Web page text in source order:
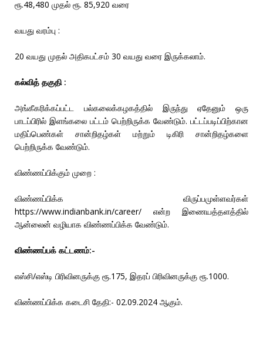
ரூ.48,480 முதல் ரூ. 85,920 வரை
வயது வரம்பு :
20 வயது முதல் அதிகபட்சம் 30 வயது வரை இருக்கலாம்.
கல்வித் தகுதி :
அங்கீகரிக்கப்பட்ட பல்கலைக்கழகத்தில் இருந்து ஏதேனும் ஒரு
பாடப்பிரில் இளங்கலை பட்டம் பெற்றிருக்க வேண்டும். பட்டப்படிப்பிற்கான
மதிப்பெண்கள் சான்றிதழ்கள் மற்றும் டிகிரி சான்றிதழ்களை
பெற்றிருக்க வேண்டும்.
விண்ணப்பிக்கும் முறை :
விண்ணப்பிக்க விருப்பமுள்ளவர்கள்
https://www.indianbank.in/career/ என்ற இணையத்தளத்தில்
ஆன்லைன் வழியாக விண்ணப்பிக்க வேண்டும்.
விண்ணப்பக் கட்டணம்:-
எஸ்சி/எஸ்டி பிரிவினருக்கு ரூ.175, இதரப் பிரிவினருக்கு ரூ.1000.
விண்ணப்பிக்க கடைசி தேதி:- 02.09.2024 ஆகும்.